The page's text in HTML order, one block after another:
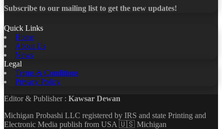
Subscribe to our mailing list to get the new updates!
Quick Links
Home
About Us
News
Legal
Terms & Conditions
Privacy Policy
Editor & Publisher : Kawsar Dewan
Michigan Probashi LLC registered by IRS and state Printing and
Electronic Media publish from USA 🇺🇸 Michigan